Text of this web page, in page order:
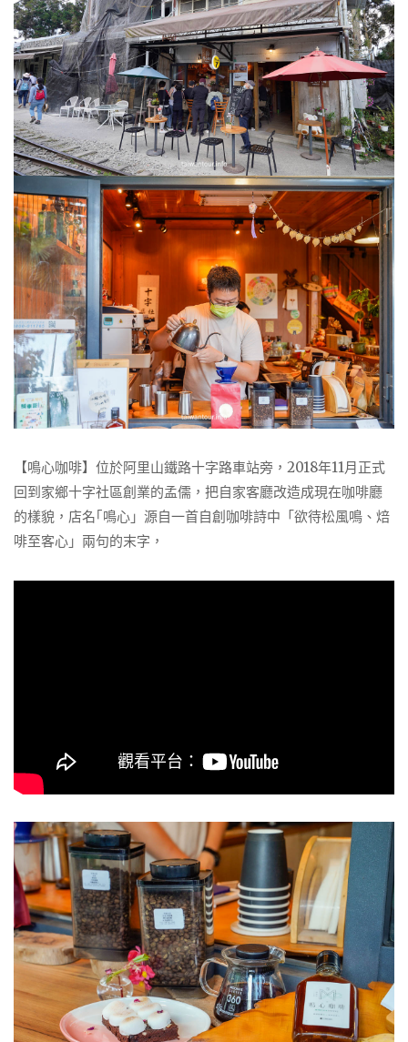
【鳴心咖啡】位於阿里山鐵路十字路車站旁，2018年11月正式
回到家鄉十字社區創業的孟儒，把自家客廳改造成現在咖啡廳
的樣貌，店名｢鳴心」源自一首自創咖啡詩中「欲待松風鳴、焙
啡至客心」兩句的末字，